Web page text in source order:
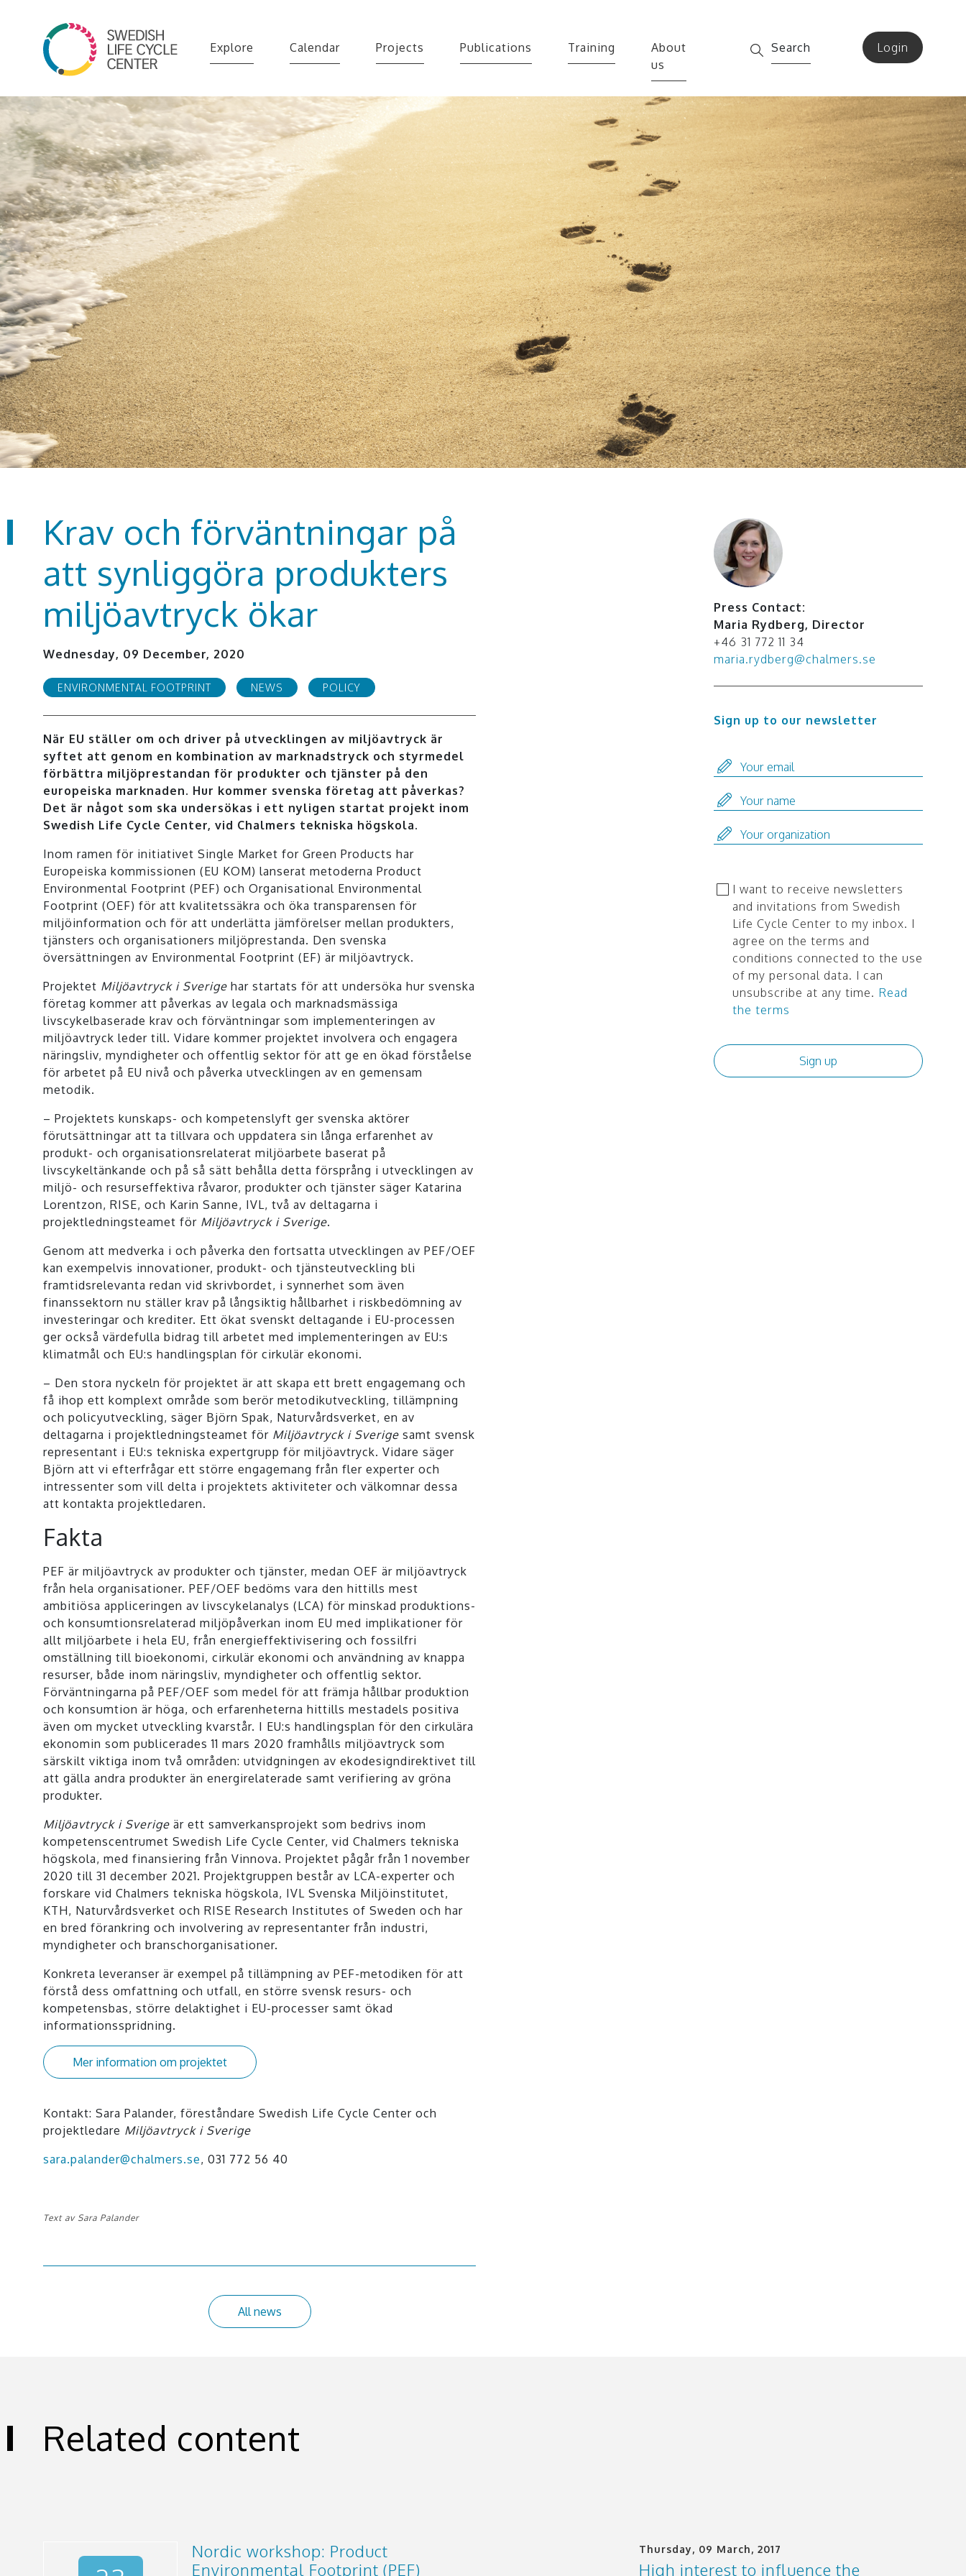
Explore Calendar Projects Publications Training
About
us
Search Login
Krav och förväntningar på
att synliggöra produkters
miljöavtryck ökar
Wednesday, 09 December, 2020
ENVIRONMENTAL FOOTPRINT NEWS POLICY
När EU ställer om och driver på utvecklingen av miljöavtryck är
syftet att genom en kombination av marknadstryck och styrmedel
förbättra miljöprestandan för produkter och tjänster på den
europeiska marknaden. Hur kommer svenska företag att påverkas?
Det är något som ska undersökas i ett nyligen startat projekt inom
Swedish Life Cycle Center, vid Chalmers tekniska högskola.
Inom ramen för initiativet Single Market for Green Products har
Europeiska kommissionen (EU KOM) lanserat metoderna Product
Environmental Footprint (PEF) och Organisational Environmental
Footprint (OEF) för att kvalitetssäkra och öka transparensen för
miljöinformation och för att underlätta jämförelser mellan produkters,
tjänsters och organisationers miljöprestanda. Den svenska
översättningen av Environmental Footprint (EF) är miljöavtryck.
Projektet Miljöavtryck i Sverige har startats för att undersöka hur svenska
företag kommer att påverkas av legala och marknadsmässiga
livscykelbaserade krav och förväntningar som implementeringen av
miljöavtryck leder till. Vidare kommer projektet involvera och engagera
näringsliv, myndigheter och offentlig sektor för att ge en ökad förståelse
för arbetet på EU nivå och påverka utvecklingen av en gemensam
metodik.
– Projektets kunskaps- och kompetenslyft ger svenska aktörer
förutsättningar att ta tillvara och uppdatera sin långa erfarenhet av
produkt- och organisationsrelaterat miljöarbete baserat på
livscykeltänkande och på så sätt behålla detta försprång i utvecklingen av
miljö- och resurseffektiva råvaror, produkter och tjänster säger Katarina
Lorentzon, RISE, och Karin Sanne, IVL, två av deltagarna i
projektledningsteamet för Miljöavtryck i Sverige.
Genom att medverka i och påverka den fortsatta utvecklingen av PEF/OEF
kan exempelvis innovationer, produkt- och tjänsteutveckling bli
framtidsrelevanta redan vid skrivbordet, i synnerhet som även
finanssektorn nu ställer krav på långsiktig hållbarhet i riskbedömning av
investeringar och krediter. Ett ökat svenskt deltagande i EU-processen
ger också värdefulla bidrag till arbetet med implementeringen av EU:s
klimatmål och EU:s handlingsplan för cirkulär ekonomi.
– Den stora nyckeln för projektet är att skapa ett brett engagemang och
få ihop ett komplext område som berör metodikutveckling, tillämpning
och policyutveckling, säger Björn Spak, Naturvårdsverket, en av
deltagarna i projektledningsteamet för Miljöavtryck i Sverige samt svensk
representant i EU:s tekniska expertgrupp för miljöavtryck. Vidare säger
Björn att vi efterfrågar ett större engagemang från fler experter och
intressenter som vill delta i projektets aktiviteter och välkomnar dessa
att kontakta projektledaren.
Fakta
PEF är miljöavtryck av produkter och tjänster, medan OEF är miljöavtryck
från hela organisationer. PEF/OEF bedöms vara den hittills mest
ambitiösa appliceringen av livscykelanalys (LCA) för minskad produktions-
och konsumtionsrelaterad miljöpåverkan inom EU med implikationer för
allt miljöarbete i hela EU, från energieffektivisering och fossilfri
omställning till bioekonomi, cirkulär ekonomi och användning av knappa
resurser, både inom näringsliv, myndigheter och offentlig sektor.
Förväntningarna på PEF/OEF som medel för att främja hållbar produktion
och konsumtion är höga, och erfarenheterna hittills mestadels positiva
även om mycket utveckling kvarstår. I EU:s handlingsplan för den cirkulära
ekonomin som publicerades 11 mars 2020 framhålls miljöavtryck som
särskilt viktiga inom två områden: utvidgningen av ekodesigndirektivet till
att gälla andra produkter än energirelaterade samt verifiering av gröna
produkter.
Miljöavtryck i Sverige är ett samverkansprojekt som bedrivs inom
kompetenscentrumet Swedish Life Cycle Center, vid Chalmers tekniska
högskola, med finansiering från Vinnova. Projektet pågår från 1 november
2020 till 31 december 2021. Projektgruppen består av LCA-experter och
forskare vid Chalmers tekniska högskola, IVL Svenska Miljöinstitutet,
KTH, Naturvårdsverket och RISE Research Institutes of Sweden och har
en bred förankring och involvering av representanter från industri,
myndigheter och branschorganisationer.
Konkreta leveranser är exempel på tillämpning av PEF-metodiken för att
förstå dess omfattning och utfall, en större svensk resurs- och
kompetensbas, större delaktighet i EU-processer samt ökad
informationsspridning.
Mer information om projektet
Kontakt: Sara Palander, föreståndare Swedish Life Cycle Center och
projektledare Miljöavtryck i Sverige
sara.palander@chalmers.se, 031 772 56 40
Text av Sara Palander
All news
Press Contact:
Maria Rydberg, Director
+46 31 772 11 34
maria.rydberg@chalmers.se
Sign up to our newsletter
I want to receive newsletters
and invitations from Swedish
Life Cycle Center to my inbox. I
agree on the terms and
conditions connected to the use
of my personal data. I can
unsubscribe at any time. Read
the terms
Related content
Nordic workshop: Product
Environmental Footprint (PEF)
Thursday, 09 March, 2017
High interest to influence the